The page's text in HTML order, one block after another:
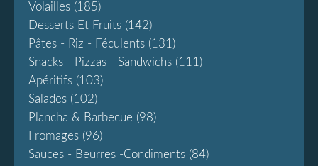
Volailles (185)
Desserts Et Fruits (142)
Pâtes - Riz - Féculents (131)
Snacks - Pizzas - Sandwichs (111)
Apéritifs (103)
Salades (102)
Plancha & Barbecue (98)
Fromages (96)
Sauces - Beurres -condiments (84)